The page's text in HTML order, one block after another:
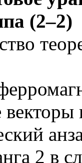
(2–2)
2 в